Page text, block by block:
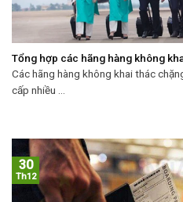
Tổng hợp các hãng hàng không
Các hãng hàng không khai thác
cấp nhiều ...
30
Th12